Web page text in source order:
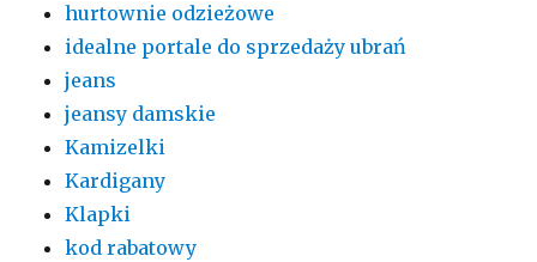
hurtownie odzieżowe
idealne portale do sprzedaży ubrań
jeans
jeansy damskie
Kamizelki
Kardigany
Klapki
kod rabatowy